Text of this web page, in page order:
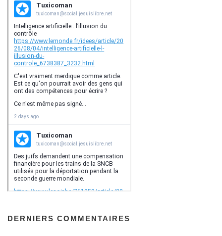
DERNIERS COMMENTAIRES